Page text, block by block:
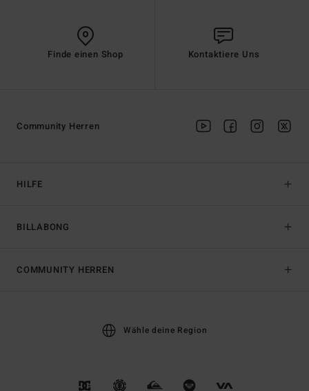
Finde einen Shop Kontaktiere Uns
HILFE
BILLABONG
Community Herren
COMMUNITY HERREN
Wähle deine Region